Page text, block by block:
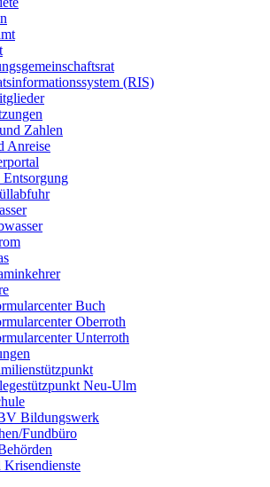
(RIS)
Zahlen
Anreise
Buch
Oberroth
Unterroth
Neu-Ulm
Bildungswerk
Fundbüro
Krisendienste